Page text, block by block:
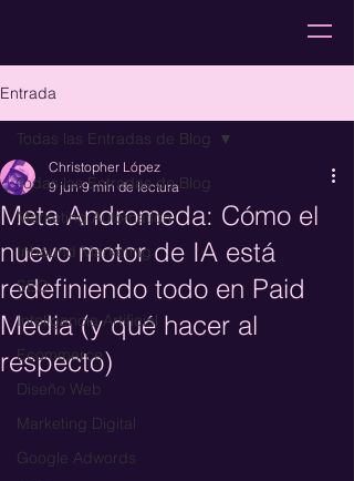
Entrada
Todas las Entradas de Blog
Marketing Automation
Inbound Marketing
SEO
Inteligencia Artificial
Ecommerce
Diseño Web
Marketing Digital
Google Adwords
Todas las Entradas de Blog
Meta Andromeda: Cómo el
nuevo motor de IA está
redefiniendo todo en Paid
Media (y qué hacer al
respecto)
Christopher López
9 jun 9 min de lectura